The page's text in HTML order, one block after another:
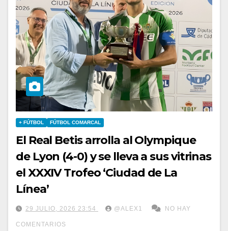
+ FÚTBOL FÚTBOL COMARCAL
El Real Betis arrolla al Olympique
de Lyon (4-0) y se lleva a sus vitrinas
el XXXIV Trofeo ‘Ciudad de La
Línea’
29 JULIO, 2026 23:54 @ALEX1 NO HAY
COMENTARIOS